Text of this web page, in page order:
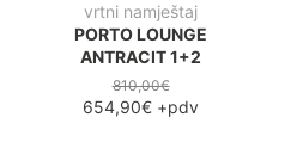
vrtni namještaj
PORTO LOUNGE
ANTRACIT 1+2
810,00€
654,90€ +pdv